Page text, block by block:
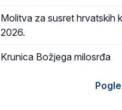
Molitva za susret hrvatskih
2026.
Krunica Božjega milosrđa